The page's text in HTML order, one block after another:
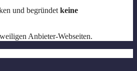
und begründet keine
Anbieter-Webseiten.